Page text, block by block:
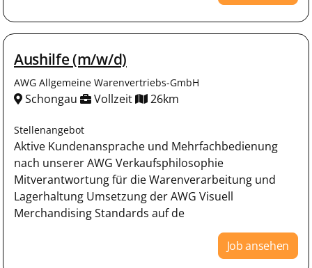
Aushilfe (m/w/d)
AWG Allgemeine Warenvertriebs-GmbH
Schongau Vollzeit 26km
Stellenangebot
Aktive Kundenansprache und Mehrfachbedienung
nach unserer AWG Verkaufsphilosophie
Mitverantwortung für die Warenverarbeitung und
Lagerhaltung Umsetzung der AWG Visuell
Merchandising Standards auf de
Job ansehen